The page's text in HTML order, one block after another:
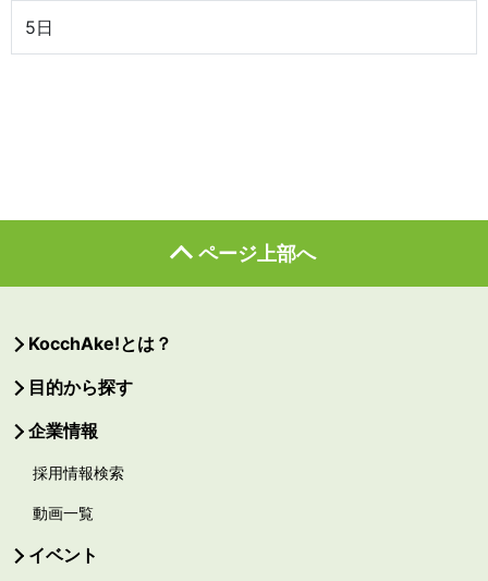
5日
ページ上部へ
KocchAke!とは？
目的から探す
企業情報
採用情報検索
動画一覧
イベント